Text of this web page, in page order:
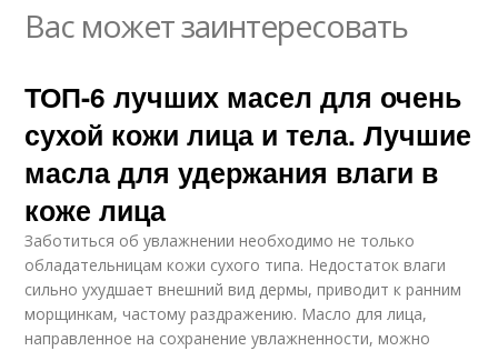
Вас может заинтересовать
ТОП-6 лучших масел для очень
сухой кожи лица и тела. Лучшие
масла для удержания влаги в
коже лица
Заботиться об увлажнении необходимо не только
обладательницам кожи сухого типа. Недостаток влаги
сильно ухудшает внешний вид дермы, приводит к ранним
морщинкам, частому раздражению. Масло для лица,
направленное на сохранение увлажненности, можно